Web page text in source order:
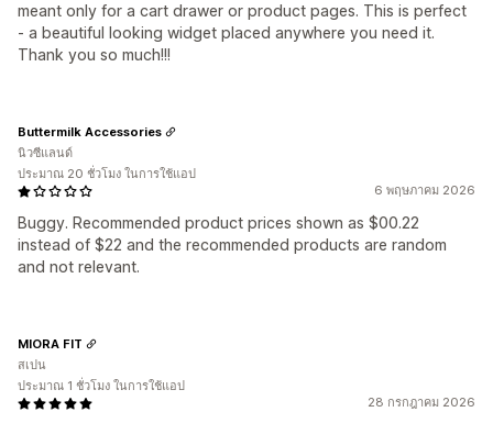
meant only for a cart drawer or product pages. This is perfect
- a beautiful looking widget placed anywhere you need it.
Thank you so much!!!
6 พฤษภาคม 2026
Buggy. Recommended product prices shown as $00.22
instead of $22 and the recommended products are random
and not relevant.
Buttermilk Accessories
นิวซีแลนด์
ประมาณ 20 ชั่วโมง ในการใช้แอป
28 กรกฎาคม 2026
MIORA FIT
สเปน
ประมาณ 1 ชั่วโมง ในการใช้แอป